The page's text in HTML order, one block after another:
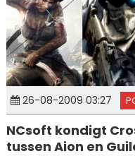
26-08-2009 03:27
NCsoft kondigt
tussen Aion en